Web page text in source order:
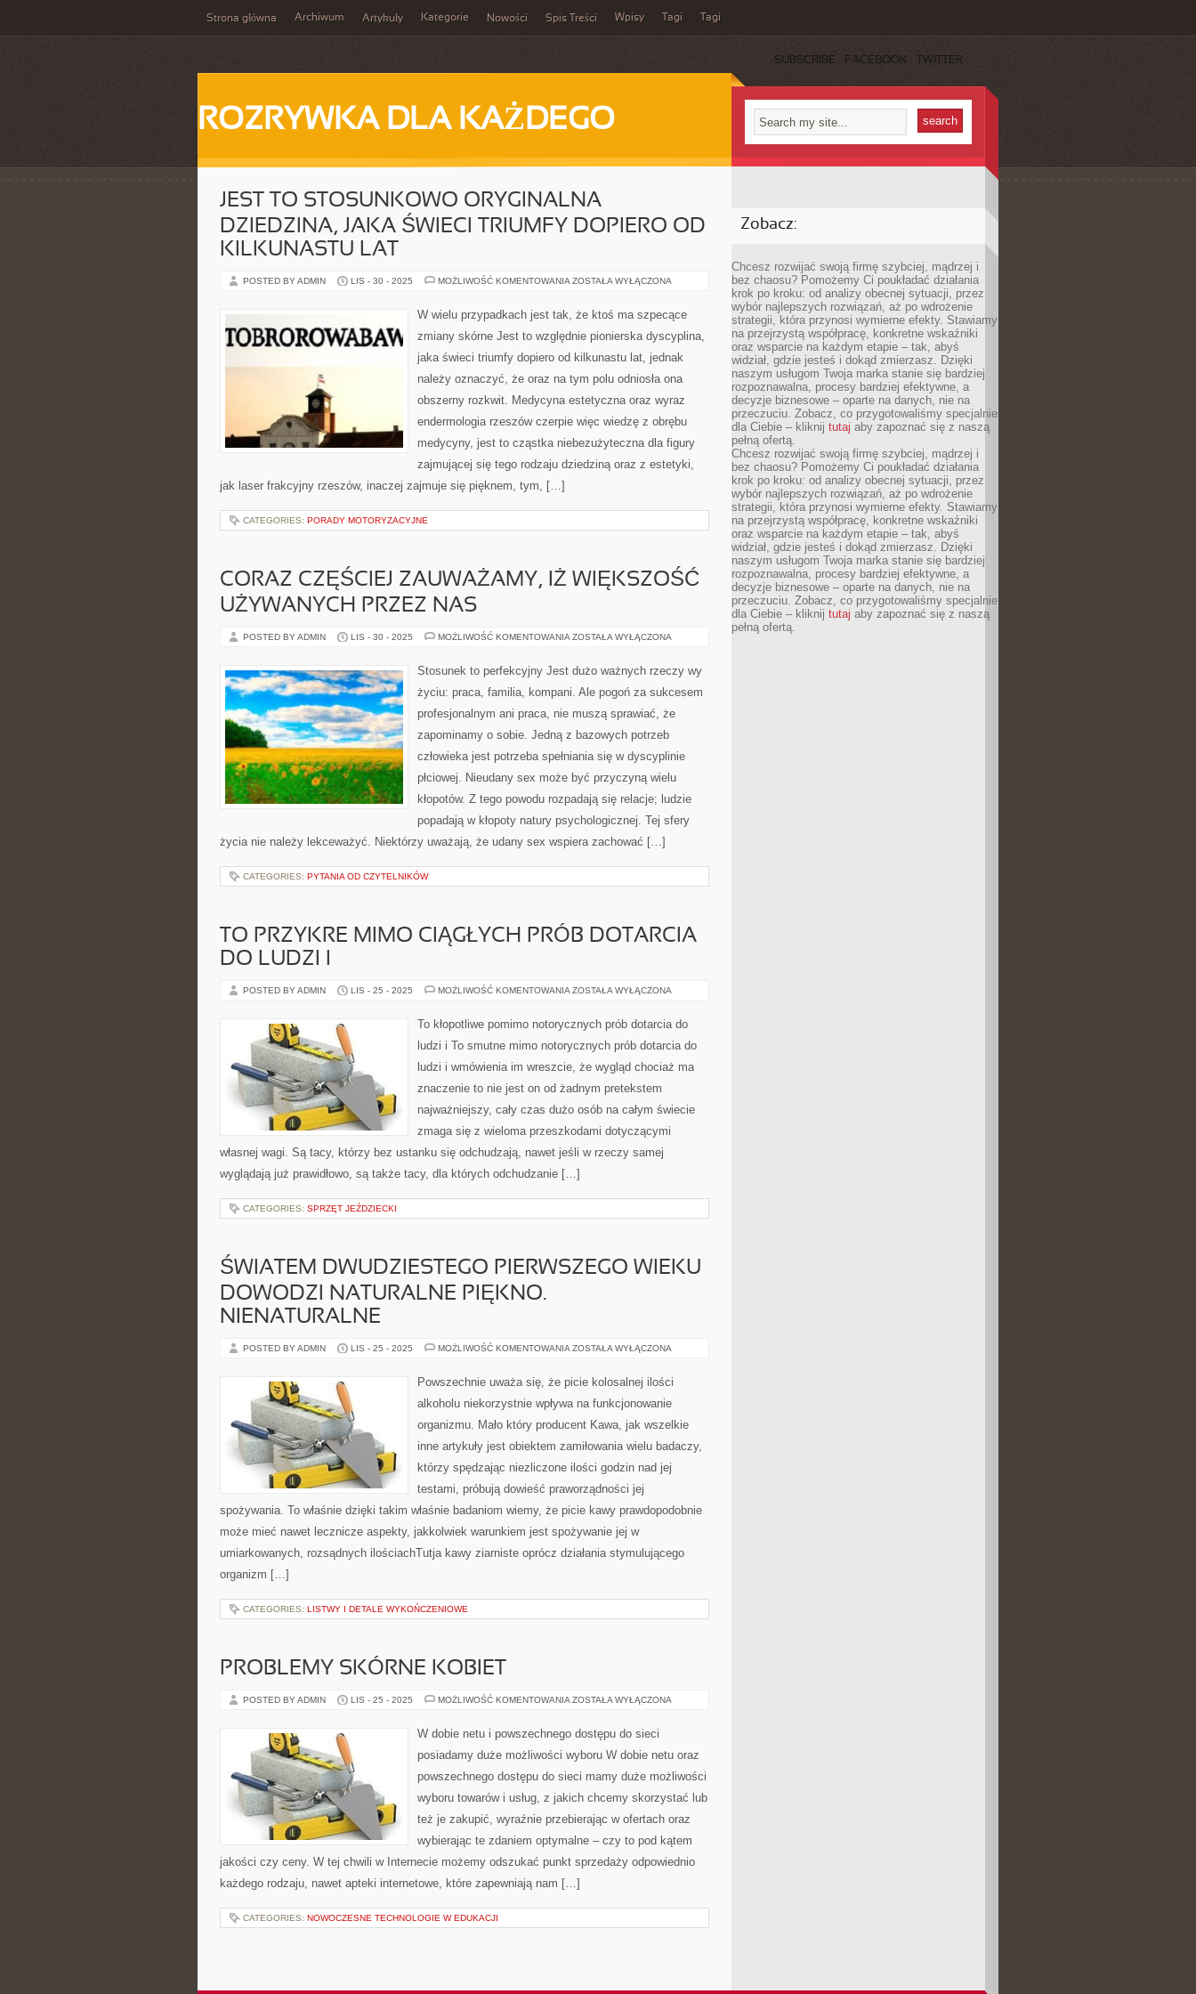
Strona główna Archiwum Artykuły Kategorie Nowości Spis Treści Wpisy Tagi Tagi
SUBSCRIBE FACEBOOK TWITTER
ROZRYWKA DLA KAŻDEGO
JEST TO STOSUNKOWO ORYGINALNA
DZIEDZINA, JAKA ŚWIECI TRIUMFY DOPIERO OD
KILKUNASTU LAT
POSTED BY ADMIN LIS - 30 - 2025 MOŻLIWOŚĆ KOMENTOWANIA JEST
ORYGINALNA
DZIEDZINA,
ŚWIECI
DOPIERO
KILKUNASTU
LAT
ZOSTAŁA WYŁĄCZONA
W wielu przypadkach jest tak, że ktoś ma szpecące
zmiany skórne Jest to względnie pionierska dyscyplina,
jaka świeci triumfy dopiero od kilkunastu lat, jednak
należy oznaczyć, że oraz na tym polu odniosła ona
obszerny rozkwit. Medycyna estetyczna oraz wyraz
endermologia rzeszów czerpie więc wiedzę z obrębu
medycyny, jest to cząstka niebezużyteczna dla figury
zajmującej się tego rodzaju dziedziną oraz z estetyki,
jak laser frakcyjny rzeszów, inaczej zajmuje się pięknem, tym, […]
CATEGORIES: PORADY MOTORYZACYJNE
CORAZ CZĘŚCIEJ ZAUWAŻAMY, IŻ WIĘKSZOŚĆ
UŻYWANYCH PRZEZ NAS
POSTED BY ADMIN LIS - 30 - 2025 MOŻLIWOŚĆ KOMENTOWANIA CORAZ
IŻ
WIĘKSZOŚĆ
PRZEZ
ZOSTAŁA WYŁĄCZONA
Stosunek to perfekcyjny Jest dużo ważnych rzeczy wy
życiu: praca, familia, kompani. Ale pogoń za sukcesem
profesjonalnym ani praca, nie muszą sprawiać, że
zapominamy o sobie. Jedną z bazowych potrzeb
człowieka jest potrzeba spełniania się w dyscyplinie
płciowej. Nieudany sex może być przyczyną wielu
kłopotów. Z tego powodu rozpadają się relacje; ludzie
popadają w kłopoty natury psychologicznej. Tej sfery
życia nie należy lekceważyć. Niektórzy uważają, że udany sex wspiera zachować […]
CATEGORIES: PYTANIA OD CZYTELNIKÓW
TO PRZYKRE MIMO CIĄGŁYCH PRÓB DOTARCIA
DO LUDZI I
POSTED BY ADMIN LIS - 25 - 2025 MOŻLIWOŚĆ KOMENTOWANIA TO
CIĄGŁYCH
PRÓB
DO
I
ZOSTAŁA WYŁĄCZONA
To kłopotliwe pomimo notorycznych prób dotarcia do
ludzi i To smutne mimo notorycznych prób dotarcia do
ludzi i wmówienia im wreszcie, że wygląd chociaż ma
znaczenie to nie jest on od żadnym pretekstem
najważniejszy, cały czas dużo osób na całym świecie
zmaga się z wieloma przeszkodami dotyczącymi
własnej wagi. Są tacy, którzy bez ustanku się odchudzają, nawet jeśli w rzeczy samej
wyglądają już prawidłowo, są także tacy, dla których odchudzanie […]
CATEGORIES: SPRZĘT JEŹDZIECKI
ŚWIATEM DWUDZIESTEGO PIERWSZEGO WIEKU
DOWODZI NATURALNE PIĘKNO.
NIENATURALNE
POSTED BY ADMIN LIS - 25 - 2025 MOŻLIWOŚĆ KOMENTOWANIA ŚWIATEM
WIEKU
DOWODZI
PIĘKNO.
ZOSTAŁA WYŁĄCZONA
Powszechnie uważa się, że picie kolosalnej ilości
alkoholu niekorzystnie wpływa na funkcjonowanie
organizmu. Mało który producent Kawa, jak wszelkie
inne artykuły jest obiektem zamiłowania wielu badaczy,
którzy spędzając niezliczone ilości godzin nad jej
testami, próbują dowieść praworządności jej
spożywania. To właśnie dzięki takim właśnie badaniom wiemy, że picie kawy prawdopodobnie
może mieć nawet lecznicze aspekty, jakkolwiek warunkiem jest spożywanie jej w
umiarkowanych, rozsądnych ilościachTutja kawy ziarniste oprócz działania stymulującego
organizm […]
CATEGORIES: LISTWY I DETALE WYKOŃCZENIOWE
PROBLEMY SKÓRNE KOBIET
POSTED BY ADMIN LIS - 25 - 2025 MOŻLIWOŚĆ KOMENTOWANIA PROBLEMY
ZOSTAŁA WYŁĄCZONA
W dobie netu i powszechnego dostępu do sieci
posiadamy duże możliwości wyboru W dobie netu oraz
powszechnego dostępu do sieci mamy duże możliwości
wyboru towarów i usług, z jakich chcemy skorzystać lub
też je zakupić, wyraźnie przebierając w ofertach oraz
wybierając te zdaniem optymalne – czy to pod kątem
jakości czy ceny. W tej chwili w Internecie możemy odszukać punkt sprzedaży odpowiednio
każdego rodzaju, nawet apteki internetowe, które zapewniają nam […]
CATEGORIES: NOWOCZESNE TECHNOLOGIE W EDUKACJI
Zobacz:
Chcesz rozwijać swoją firmę szybciej, mądrzej i
bez chaosu? Pomożemy Ci poukładać działania
krok po kroku: od analizy obecnej sytuacji, przez
wybór najlepszych rozwiązań, aż po wdrożenie
strategii, która przynosi wymierne efekty. Stawiamy
na przejrzystą współpracę, konkretne wskaźniki
oraz wsparcie na każdym etapie – tak, abyś
widział, gdzie jesteś i dokąd zmierzasz. Dzięki
naszym usługom Twoja marka stanie się bardziej
rozpoznawalna, procesy bardziej efektywne, a
decyzje biznesowe – oparte na danych, nie na
przeczuciu. Zobacz, co przygotowaliśmy specjalnie
dla Ciebie – kliknij tutaj aby zapoznać się z naszą
pełną ofertą.
Chcesz rozwijać swoją firmę szybciej, mądrzej i
bez chaosu? Pomożemy Ci poukładać działania
krok po kroku: od analizy obecnej sytuacji, przez
wybór najlepszych rozwiązań, aż po wdrożenie
strategii, która przynosi wymierne efekty. Stawiamy
na przejrzystą współpracę, konkretne wskaźniki
oraz wsparcie na każdym etapie – tak, abyś
widział, gdzie jesteś i dokąd zmierzasz. Dzięki
naszym usługom Twoja marka stanie się bardziej
rozpoznawalna, procesy bardziej efektywne, a
decyzje biznesowe – oparte na danych, nie na
przeczuciu. Zobacz, co przygotowaliśmy specjalnie
dla Ciebie – kliknij tutaj aby zapoznać się z naszą
pełną ofertą.